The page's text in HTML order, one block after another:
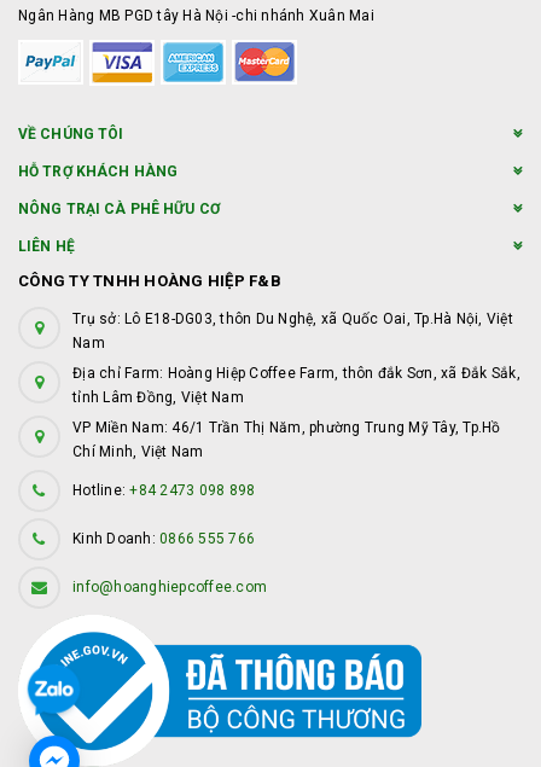
Ngân Hàng MB PGD tây Hà Nội -chi nhánh Xuân Mai
VỀ CHÚNG TÔI
HỖ TRỢ KHÁCH HÀNG
NÔNG TRẠI CÀ PHÊ HỮU CƠ
LIÊN HỆ
CÔNG TY TNHH HOÀNG HIỆP F&B
Trụ sở: Lô E18-DG03, thôn Du Nghệ, xã Quốc Oai, Tp.Hà Nội, Việt
Nam
Địa chỉ Farm: Hoàng Hiệp Coffee Farm, thôn đắk Sơn, xã Đắk Sắk,
tỉnh Lâm Đồng, Việt Nam
VP Miền Nam: 46/1 Trần Thị Năm, phường Trung Mỹ Tây, Tp.Hồ
Chí Minh, Việt Nam
Hotline:+84 2473 098 898
Kinh Doanh: 0866 555 766
info@hoanghiepcoffee.com